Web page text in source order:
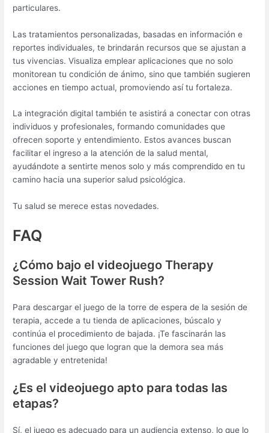
particulares.
Las tratamientos personalizadas, basadas en información e
reportes individuales, te brindarán recursos que se ajustan a
tus vivencias. Visualiza emplear aplicaciones que no solo
monitorean tu condición de ánimo, sino que también sugieren
acciones en tiempo actual, promoviendo así tu fortaleza.
La integración digital también te asistirá a conectar con otras
individuos y profesionales, formando comunidades que
ofrecen soporte y entendimiento. Estos avances buscan
facilitar el ingreso a la atención de la salud mental,
ayudándote a sentirte menos solo y más comprendido en tu
camino hacia una superior salud psicológica.
Tu salud se merece estas novedades.
FAQ
¿Cómo bajo el videojuego Therapy
Session Wait Tower Rush?
Para descargar el juego de la torre de espera de la sesión de
terapia, accede a tu tienda de aplicaciones, búscalo y
continúa el procedimiento de bajada. ¡Te fascinarán las
funciones del juego que logran que la demora sea más
agradable y entretenida!
¿Es el videojuego apto para todas las
etapas?
Sí, el juego es adecuado para un audiencia extenso, lo que lo